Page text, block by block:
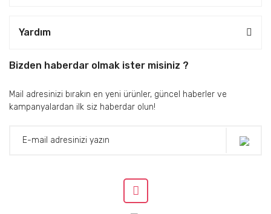
Yardım
Bizden haberdar olmak ister misiniz ?
Mail adresinizi bırakın en yeni ürünler, güncel haberler ve
kampanyalardan ilk siz haberdar olun!